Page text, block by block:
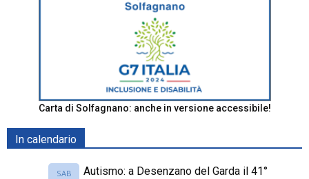
Carta di Solfagnano: anche in versione accessibile!
In calendario
SAB
Autismo: a Desenzano del Garda il 41°